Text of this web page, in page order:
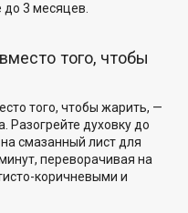
до 3 месяцев.
того, чтобы
того, чтобы жарить, —
Разогрейте духовку до
смазанный лист для
переворачивая на
коричневыми и